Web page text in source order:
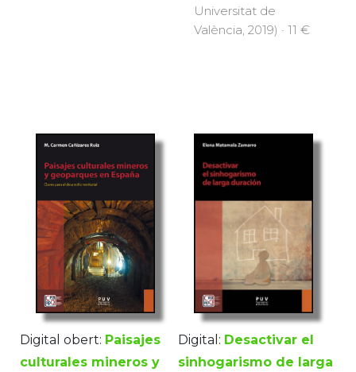
Universitat de
València, 2019) · 11 €
Digital obert: Paisajes
culturales mineros y
Digital: Desactivar el
sinhogarismo de larga